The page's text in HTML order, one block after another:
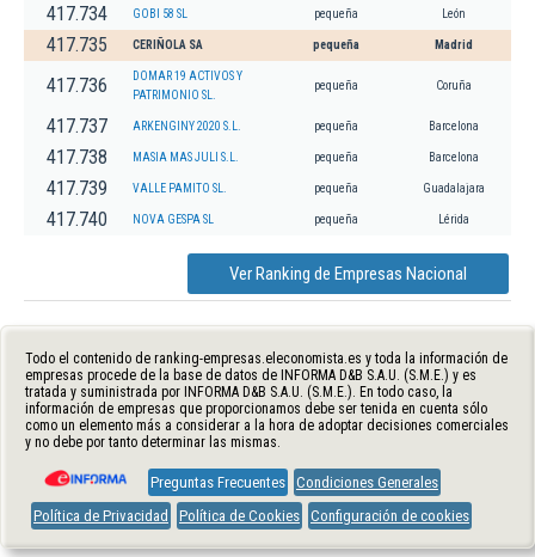
417.734 GOBI 58 SL pequeña León
417.735 CERIÑOLA SA pequeña Madrid
417.736
DOMAR 19 ACTIVOS Y
PATRIMONIO SL.
pequeña Coruña
417.737 ARKENGINY 2020 S.L. pequeña Barcelona
417.738 MASIA MAS JULI S.L. pequeña Barcelona
417.739 VALLE PAMITO SL. pequeña Guadalajara
417.740 NOVA GESPA SL pequeña Lérida
Ver Ranking de Empresas Nacional
Todo el contenido de ranking-empresas.eleconomista.es y toda la información de
empresas procede de la base de datos de INFORMA D&B S.A.U. (S.M.E.) y es
tratada y suministrada por INFORMA D&B S.A.U. (S.M.E.). En todo caso, la
información de empresas que proporcionamos debe ser tenida en cuenta sólo
como un elemento más a considerar a la hora de adoptar decisiones comerciales
y no debe por tanto determinar las mismas.
Preguntas Frecuentes Condiciones Generales
Política de Privacidad
Política de Cookies Configuración de cookies